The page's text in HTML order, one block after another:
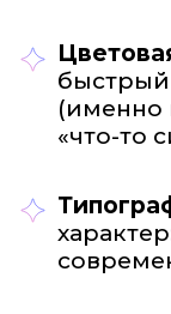
(именно
«что-то